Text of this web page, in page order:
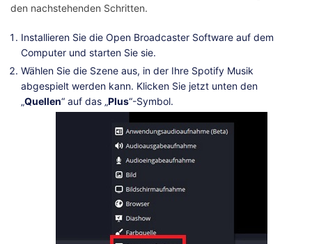
den nachstehenden Schritten.
Installieren Sie die Open Broadcaster Software auf dem
Computer und starten Sie sie.
Wählen Sie die Szene aus, in der Ihre Spotify Musik
abgespielt werden kann. Klicken Sie jetzt unten den
„Quellen“ auf das „Plus“-Symbol.